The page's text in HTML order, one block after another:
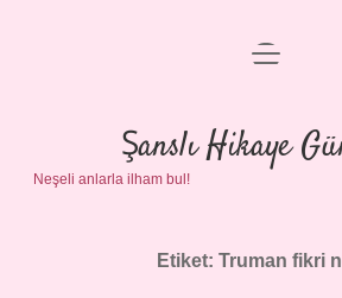
Anasayfa
Gizlilik Politikası
menüyü
Şanslı Hikaye
Neşeli anlarla ilham bul!
Etiket: Truman fikri